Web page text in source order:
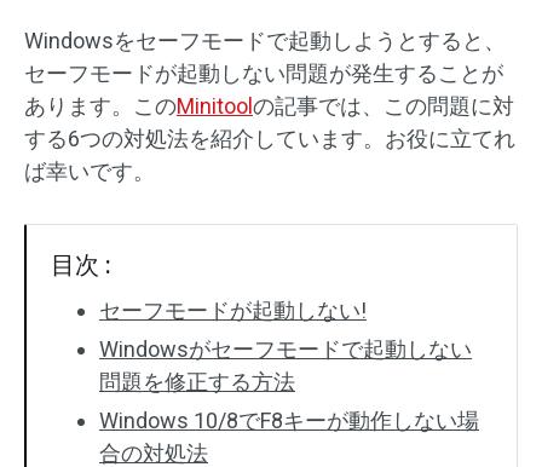
Windowsをセーフモードで起動しようとすると、
セーフモードが起動しない問題が発生することが
あります。このMinitoolの記事では、この問題に対
する6つの対処法を紹介しています。お役に立てれ
ば幸いです。
目次 :
セーフモードが起動しない!
Windowsがセーフモードで起動しない
問題を修正する方法
Windows 10/8でF8キーが動作しない場
合の対処法